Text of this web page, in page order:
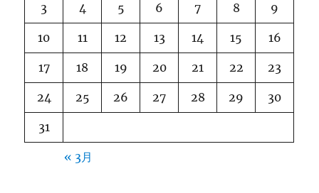
3 4 5 6 7 8 9
10 11 12 13 14 15 16
17 18 19 20 21 22 23
24 25 26 27 28 29 30
31
« 3月